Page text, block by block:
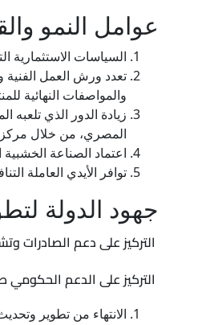
عوامل النمو
السياسات الاستثمارية التشجيعية التي تتمثل في خصم
تعدد ورش العمل الفنية
والمواصفات النهائية
زيادة الدور الذي
المصري، من خلال
اعتماد الصناعة
توافر الأيدي العاملة
جهود الدولة
التركيز على دعم الصادرات وتشجيع
التركيز على الدعم
الانتهاء من تطوير